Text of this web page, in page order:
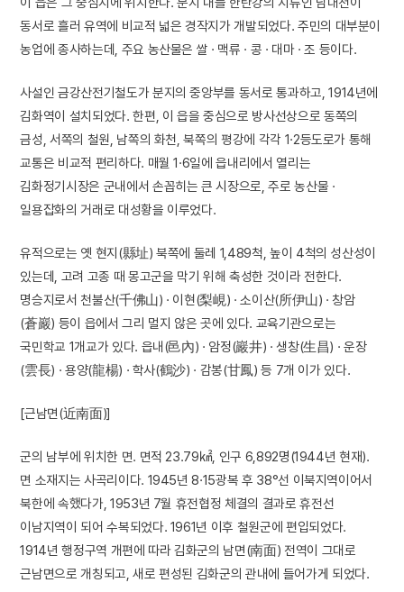
동서로 흘러 유역에 비교적 넓은 경작지가 개발되었다. 주민의 대부분이
농업에 종사하는데, 주요 농산물은 쌀 · 맥류 · 콩 · 대마 · 조 등이다.
사설인 금강산전기철도가 분지의 중앙부를 동서로 통과하고, 1914년에
김화역이 설치되었다. 한편, 이 읍을 중심으로 방사선상으로 동쪽의
금성, 서쪽의 철원, 남쪽의 화천, 북쪽의 평강에 각각 1·2등도로가 통해
교통은 비교적 편리하다. 매월 1·6일에 읍내리에서 열리는
김화정기시장은 군내에서 손꼽히는 큰 시장으로, 주로 농산물 ·
일용잡화의 거래로 대성황을 이루었다.
유적으로는 옛 현지(縣址) 북쪽에 둘레 1,489척, 높이 4척의 성산성이
있는데, 고려 고종 때 몽고군을 막기 위해 축성한 것이라 전한다.
명승지로서 천불산(千佛山) · 이현(梨峴) · 소이산(所伊山) · 창암
(蒼巖) 등이 읍에서 그리 멀지 않은 곳에 있다. 교육기관으로는
국민학교 1개교가 있다. 읍내(邑內) · 암정(巖井) · 생창(生昌) · 운장
(雲長) · 용양(龍楊) · 학사(鶴沙) · 감봉(甘鳳) 등 7개 이가 있다.
[근남면(近南面)]
군의 남부에 위치한 면. 면적 23.79㎢, 인구 6,892명(1944년 현재).
면 소재지는 사곡리이다. 1945년 8·15광복 후 38°선 이북지역이어서
북한에 속했다가, 1953년 7월 휴전협정 체결의 결과로 휴전선
이남지역이 되어 수복되었다. 1961년 이후 철원군에 편입되었다.
1914년 행정구역 개편에 따라 김화군의 남면(南面) 전역이 그대로
근남면으로 개칭되고, 새로 편성된 김화군의 관내에 들어가게 되었다.